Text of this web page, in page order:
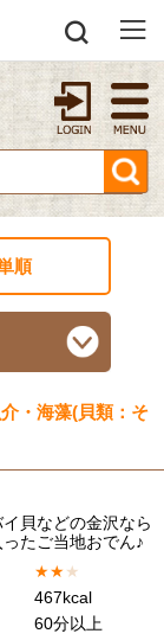
順
・海藻(貝類：そ
貝などの金沢なら
たご当地おでん♪
★★★
467kcal
60分以上